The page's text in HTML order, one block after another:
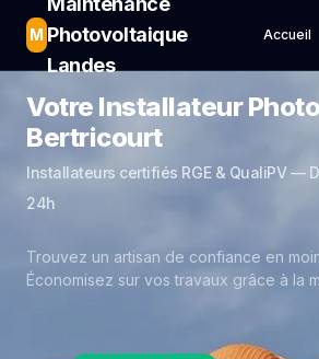
M Photovoltaique
Landes
Accueil
Votre Installateur
Bertricourt
Installateurs certifiés RGE & QualiPV —
24h
Trouvez un artisan de confiance en
Économisez sur vos travaux grâce à la